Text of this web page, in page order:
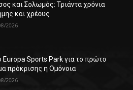
και Σολωμός: Τριάντα χρόνια
και χρέους
2026
Europa Sports Park για το πρώτο
πρόκρισης η Ομόνοια
2026